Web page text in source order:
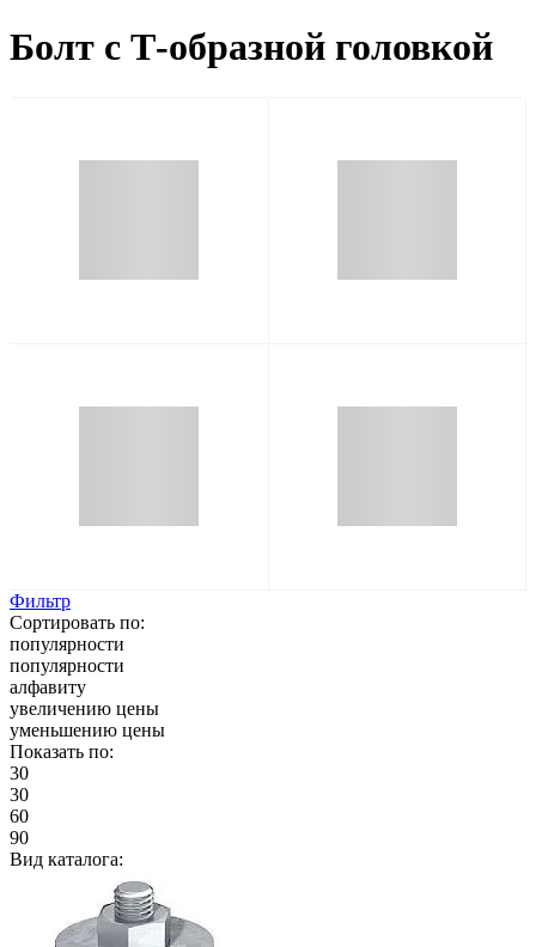
Болт с Т-образной головкой
Фильтр
Сортировать по:
популярности
популярности
алфавиту
увеличению цены
уменьшению цены
Показать по:
30
30
60
90
Вид каталога: